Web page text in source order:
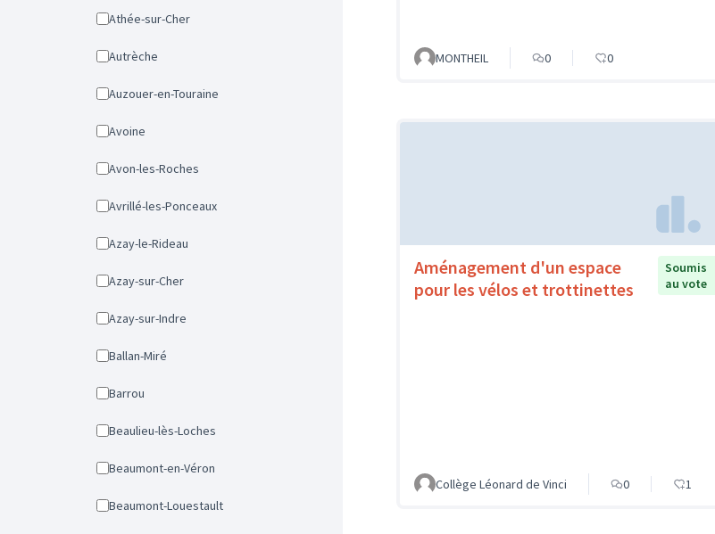
Athée-sur-Cher
Autrèche
Auzouer-en-Touraine
Avoine
Avon-les-Roches
Avrillé-les-Ponceaux
Azay-le-Rideau
Azay-sur-Cher
Azay-sur-Indre
Ballan-Miré
Barrou
Beaulieu-lès-Loches
Beaumont-en-Véron
Beaumont-Louestault
MONTHEIL 0 0
Aménagement d'un espace
pour les vélos et trottinettes
Soumis
au vote
Collège Léonard de Vinci 0 1